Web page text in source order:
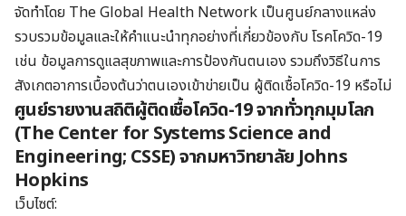
จัดทำโดย The Global Health Network เป็นศูนย์กลางแหล่ง
รวบรวมข้อมูลและให้คำแนะนำทุกอย่างที่เกี่ยวข้องกับ โรคโควิด-19
เช่น ข้อมูลการดูแลสุขภาพและการป้องกันตนเอง รวมถึงวิธีในการ
สังเกตอาการเบื้องต้นว่าตนเองเข้าข่ายเป็น ผู้ติดเชื้อโควิด-19 หรือไม่
ศูนย์รายงานสถิติผู้ติดเชื้อโควิด-19จากทั่วทุกมุมโลก
(The Center for Systems Science and
Engineering; CSSE) จากมหาวิทยาลัย Johns
Hopkins
เว็บไซต์: